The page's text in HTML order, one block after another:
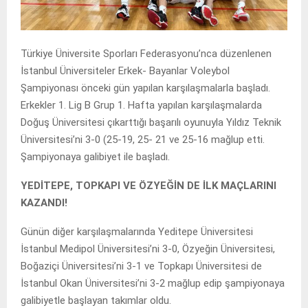
Türkiye Üniversite Sporları Federasyonu’nca düzenlenen
İstanbul Üniversiteler Erkek- Bayanlar Voleybol
Şampiyonası önceki gün yapılan karşılaşmalarla başladı.
Erkekler 1. Lig B Grup 1. Hafta yapılan karşılaşmalarda
Doğuş Üniversitesi çıkarttığı başarılı oyunuyla Yıldız Teknik
Üniversitesi’ni 3-0 (25-19, 25- 21 ve 25-16 mağlup etti.
Şampiyonaya galibiyet ile başladı.
YEDİTEPE, TOPKAPI VE ÖZYEĞİN DE İLK MAÇLARINI
KAZANDI!
Günün diğer karşılaşmalarında Yeditepe Üniversitesi
İstanbul Medipol Üniversitesi’ni 3-0, Özyeğin Üniversitesi,
Boğaziçi Üniversitesi’ni 3-1 ve Topkapı Üniversitesi de
İstanbul Okan Üniversitesi’ni 3-2 mağlup edip şampiyonaya
galibiyetle başlayan takımlar oldu.